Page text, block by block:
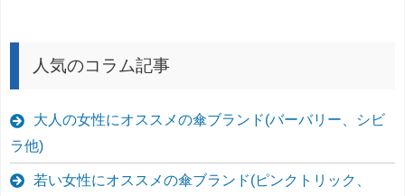
人気のコラム記事
大人の女性にオススメの傘ブランド(バーバリー、シビ
ラ他)
若い女性にオススメの傘ブランド(ピンクトリック、